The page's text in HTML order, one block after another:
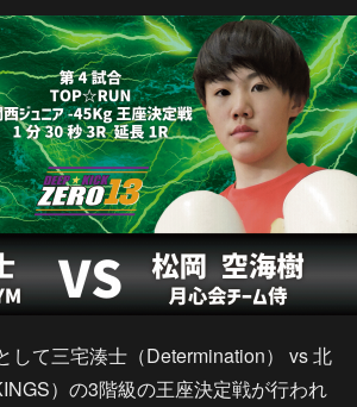
して三宅湊士（Determination） vs 北
）の3階級の王座決定戦が行われ